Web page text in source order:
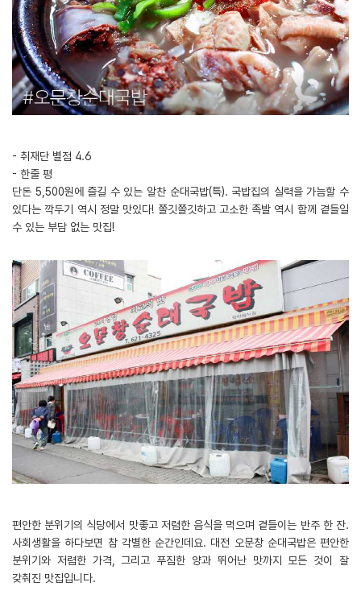
- 취재단 별점 4.6
- 한줄 평
단돈 5,500원에 즐길 수 있는 알찬 순대국밥(특). 국밥집의 실력을 가늠할 수
있다는 깍두기 역시 정말 맛있다! 쫄깃쫄깃하고 고소한 족발 역시 함께 곁들일
수 있는 부담 없는 맛집!
편안한 분위기의 식당에서 맛좋고 저렴한 음식을 먹으며 곁들이는 반주 한 잔.
사회생활을 하다보면 참 각별한 순간인데요. 대전 오문창 순대국밥은 편안한
분위기와 저렴한 가격, 그리고 푸짐한 양과 뛰어난 맛까지 모든 것이 잘
갖춰진 맛집입니다.